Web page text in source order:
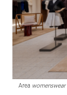
Area womenswear